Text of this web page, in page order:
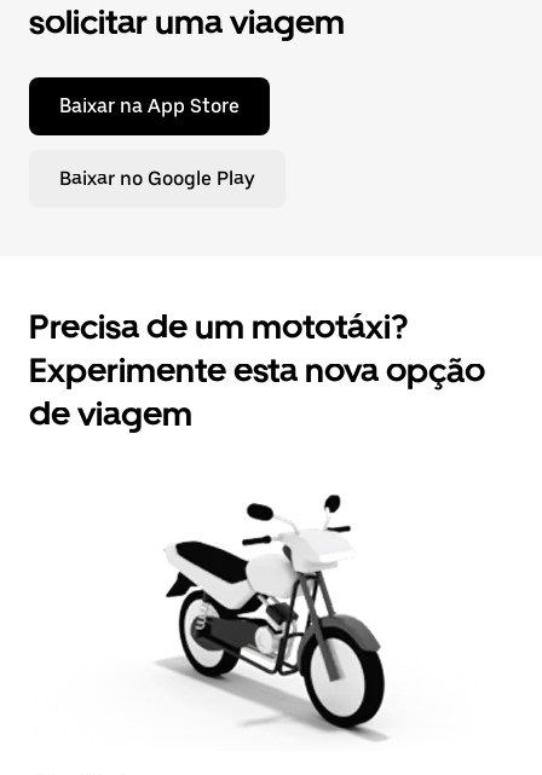
solicitar uma viagem
Baixar na App Store
Baixar no Google Play
Precisa de um mototáxi?
Experimente esta nova opção
de viagem